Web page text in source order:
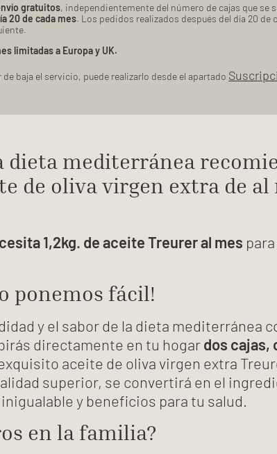
gratuitos, independientemente del número de cajas que se
20 de cada mes. Los pedidos realizados después del día 20 de
limitadas a Europa y UK.
de baja el servicio, puede realizarlo desde el apartado
dieta mediterránea
de oliva virgen extra de
1,2kg. de aceite Treurer al mes
ponemos fácil!
y el sabor de la dieta mediterránea
directamente en tu hogardos cajas,
aceite de oliva virgen extra
superior, se convertirá en el
y beneficios para tu salud.
en la familia?